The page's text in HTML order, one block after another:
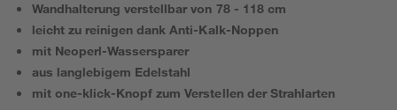
Wandhalterung verstellbar von 78 - 118 cm
leicht zu reinigen dank Anti-Kalk-Noppen
mit Neoperl-Wassersparer
aus langlebigem Edelstahl
mit one-klick-Knopf zum Verstellen der Strahlarten